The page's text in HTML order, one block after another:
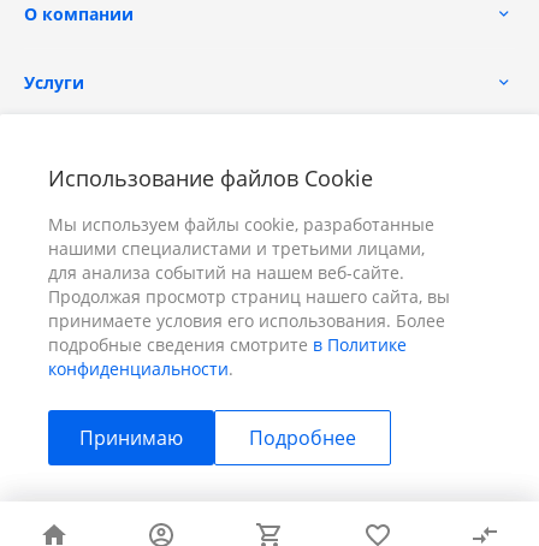
Использование файлов Cookie
Мы используем файлы cookie, разработанные
нашими специалистами и третьими лицами,
для анализа событий на нашем веб-сайте.
Продолжая просмотр страниц нашего сайта, вы
принимаете условия его использования. Более
подробные сведения смотрите в Политике
конфиденциальности.
Принимаю Подробнее
О компании
Услуги
+7 (391) 298-00-11 Заказать звонок
г. Красноярск, пер. Телевизорный 9 "А" ООО "ПРИЗМ"